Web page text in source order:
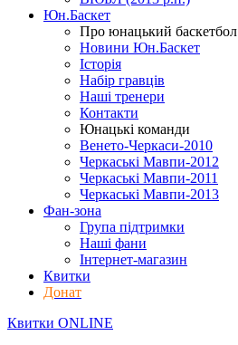
Юн.Баскет
Про юнацький баскетбол
Новини Юн.Баскет
Історія
Набір гравців
Наші тренери
Контакти
Юнацькі команди
Венето-Черкаси-2010
Черкаські Мавпи-2012
Черкаські Мавпи-2011
Черкаські Мавпи-2013
Фан-зона
Група підтримки
Наші фани
Інтернет-магазин
Квитки
Донат
Квитки ONLINE